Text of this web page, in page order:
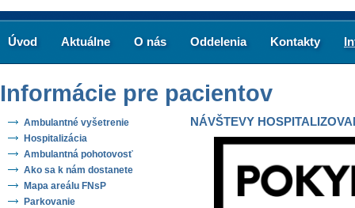
Úvod Aktuálne O nás Oddelenia Kontakty
Informácie pre pacientov
Ambulantné vyšetrenie
Hospitalizácia
Ambulantná pohotovosť
Ako sa k nám dostanete
Mapa areálu FNsP
Parkovanie
NÁVŠTEVY